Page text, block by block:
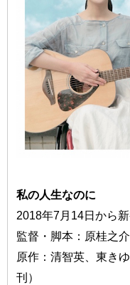
私の人生なのに
2018年7月14日から
監督・脚本：原桂之介
原作：清智英、東き
刊）